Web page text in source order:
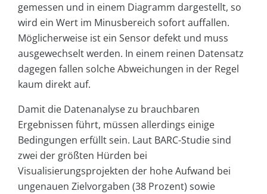
gemessen und in einem Diagramm dargestellt, so
wird ein Wert im Minusbereich sofort auffallen.
Möglicherweise ist ein Sensor defekt und muss
ausgewechselt werden. In einem reinen Datensatz
dagegen fallen solche Abweichungen in der Regel
kaum direkt auf.
Damit die Datenanalyse zu brauchbaren
Ergebnissen führt, müssen allerdings einige
Bedingungen erfüllt sein. Laut BARC-Studie sind
zwei der größten Hürden bei
Visualisierungsprojekten der hohe Aufwand bei
ungenauen Zielvorgaben (38 Prozent) sowie